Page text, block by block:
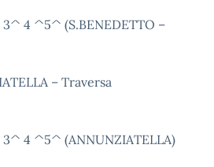
4 ^5^ (S.BENEDETTO –
– Traversa
3^ 4 ^5^ (ANNUNZIATELLA)